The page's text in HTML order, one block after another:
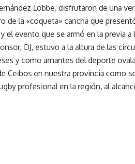
Lobbe, disfrutaron de una
de la «coqueta» cancha que
el evento que se armó en la previa
DJ, estuvo a la altura de las
y como amantes del deporte
Ceibos en nuestra provincia como
profesional en la región, al